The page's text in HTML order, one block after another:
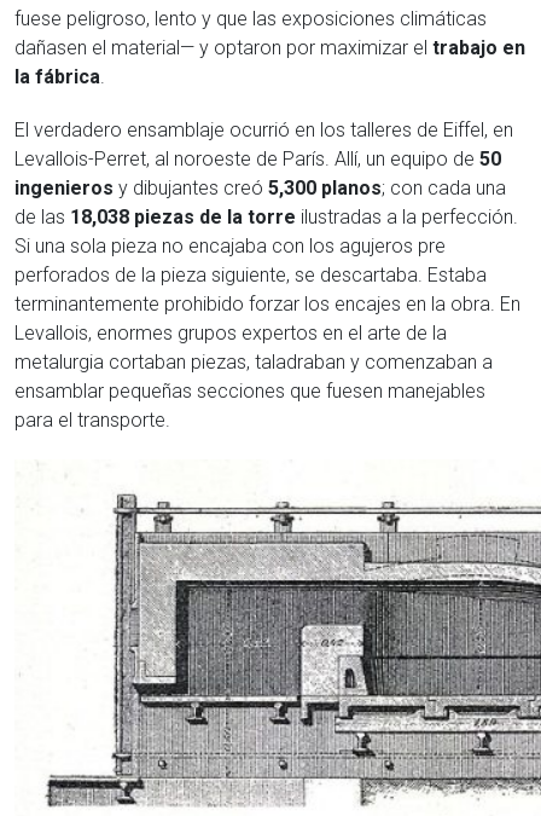
fuese peligroso, lento y que las exposiciones climáticas
dañasen el material— y optaron por maximizar el trabajo en
la fábrica.
El verdadero ensamblaje ocurrió en los talleres de Eiffel, en
Levallois-Perret, al noroeste de París. Allí, un equipo de 50
ingenieros y dibujantes creó 5,300 planos; con cada una
de las 18,038 piezas de la torre ilustradas a la perfección.
Si una sola pieza no encajaba con los agujeros pre
perforados de la pieza siguiente, se descartaba. Estaba
terminantemente prohibido forzar los encajes en la obra. En
Levallois, enormes grupos expertos en el arte de la
metalurgia cortaban piezas, taladraban y comenzaban a
ensamblar pequeñas secciones que fuesen manejables
para el transporte.